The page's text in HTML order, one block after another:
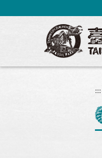
到
區
:::